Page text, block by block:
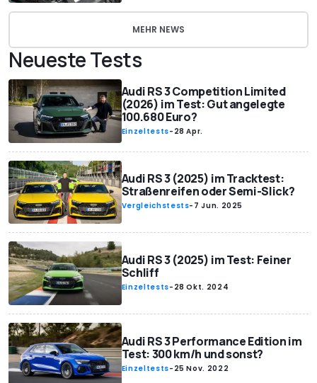
MEHR NEWS
Neueste Tests
Audi RS 3 Competition Limited
(2026) im Test: Gut angelegte
100.680 Euro?
Einzeltests- 28 Apr.
Audi RS 3 (2025) im Tracktest:
Straßenreifen oder Semi-Slick?
Vergleichstests- 7 Jun. 2025
Audi RS 3 (2025) im Test: Feiner
Schliff
Einzeltests- 28 Okt. 2024
Audi RS 3 Performance Edition im
Test: 300 km/h und sonst?
Einzeltests- 25 Nov. 2022